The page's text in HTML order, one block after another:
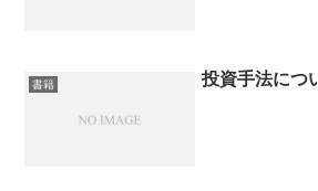
書籍 投資手法につ